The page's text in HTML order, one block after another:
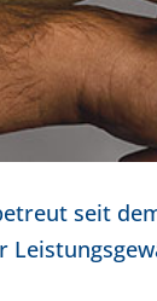
seit